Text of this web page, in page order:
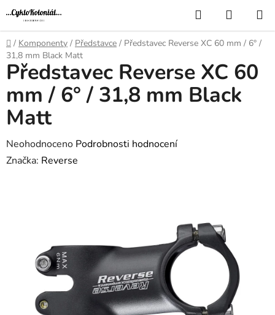
Přejít
na
obsah
Hledat
KOŠÍK
Domů
/ Komponenty / Představce / Představec Reverse XC 60 mm / 6° /
31,8 mm Black Matt
Představec Reverse XC 60
mm / 6° / 31,8 mm Black
Matt
Průměrné
hodnocení
hvězdiček.
Neohodnoceno Podrobnosti hodnocení
Značka: Reverse